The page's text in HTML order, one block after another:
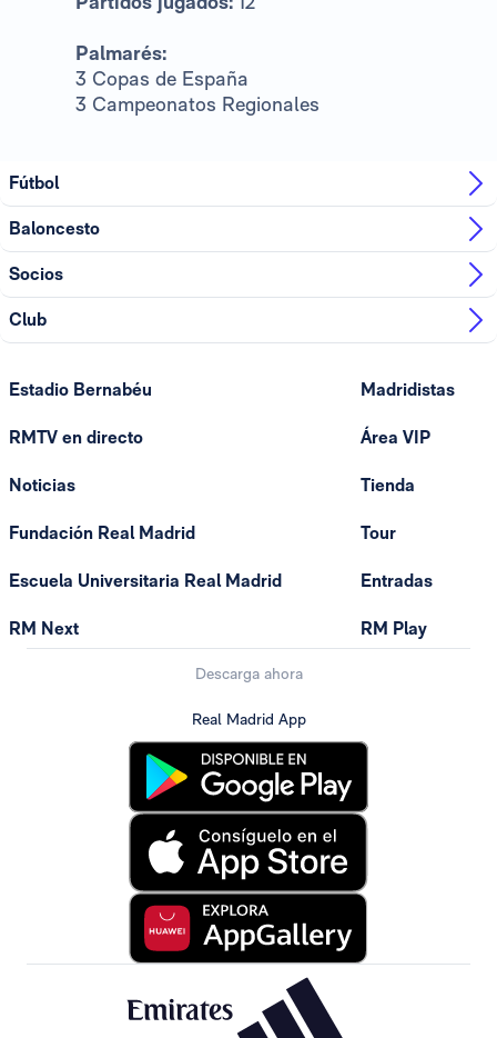
Palmarés:
3 Copas de España
3 Campeonatos Regionales
Fútbol
Baloncesto
Socios
Club
Estadio Bernabéu
RMTV en directo
Noticias
Fundación Real Madrid
Escuela Universitaria Real Madrid
RM Next
Madridistas
Área VIP
Tienda
Tour
Entradas
RM Play
Descarga ahora
Real Madrid App